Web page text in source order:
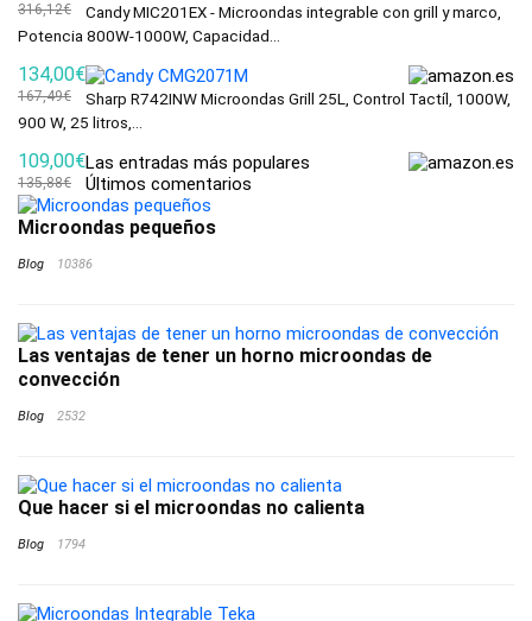
316,12€
Candy MIC201EX - Microondas integrable con grill y marco,
Potencia 800W-1000W, Capacidad...
134,00€
167,49€
Sharp R742INW Microondas Grill 25L, Control Tactíl, 1000W,
900 W, 25 litros,...
109,00€
135,88€
Las entradas más populares
Últimos comentarios
Microondas pequeños
Blog 10386
Las ventajas de tener un horno microondas de
convección
Blog 2532
Que hacer si el microondas no calienta
Blog 1794